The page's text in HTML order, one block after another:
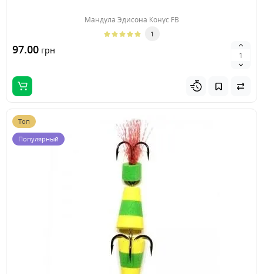
Мандула Эдисона Конус FB
1
97.00 грн
Топ
Популярный